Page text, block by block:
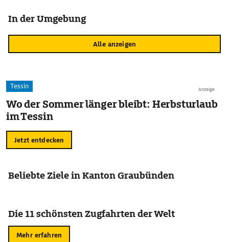
In der Umgebung
Alle anzeigen
Anzeige
Tessin
Wo der Sommer länger bleibt: Herbsturlaub
im Tessin
Jetzt entdecken
Beliebte Ziele in Kanton Graubünden
Die 11 schönsten Zugfahrten der Welt
Mehr erfahren